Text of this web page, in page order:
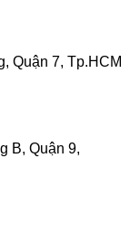
Quận 7, Tp.HCM
B, Quận 9,